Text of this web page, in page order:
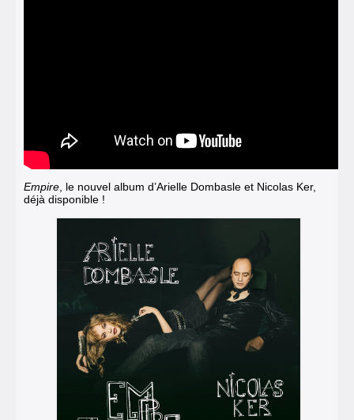
Empire, le nouvel album d’Arielle Dombasle et Nicolas Ker,
déjà disponible !